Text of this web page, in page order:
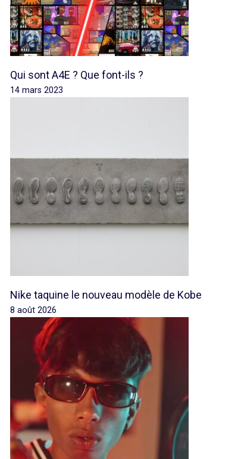
Qui sont A4E ? Que font-ils ?
14 mars 2023
Nike taquine le nouveau modèle de Kobe
8 août 2026